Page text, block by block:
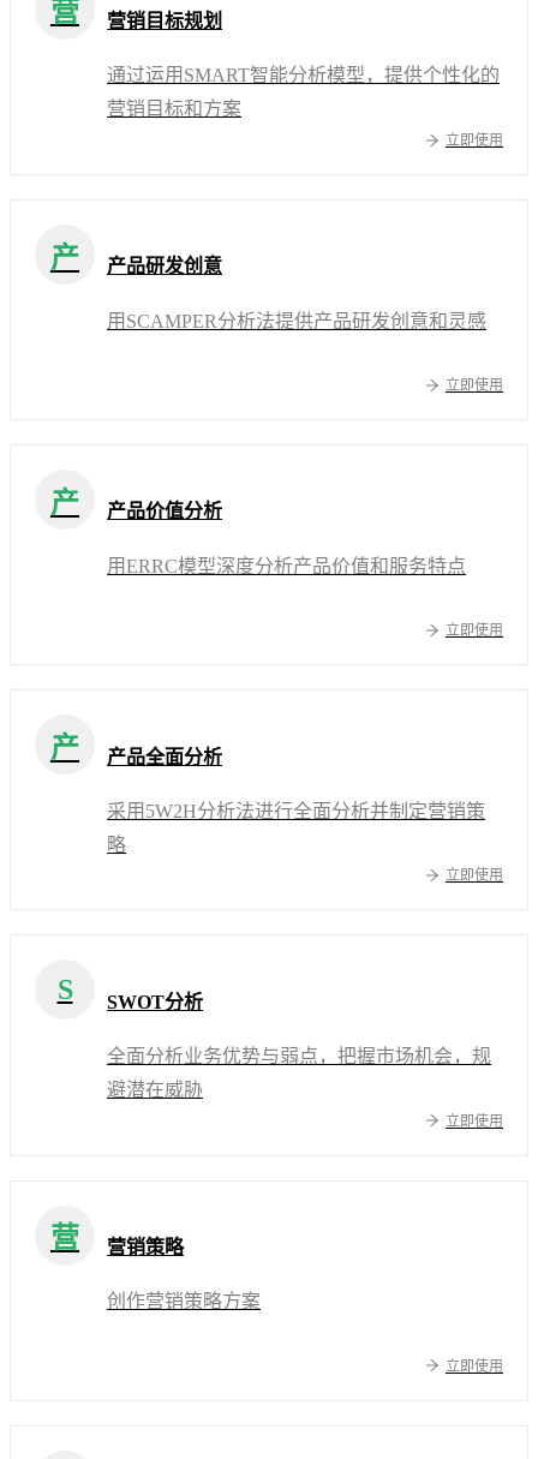
营 营销目标规划
通过运用SMART智能分析模型，提供个性化的
营销目标和方案
立即使用
产 产品研发创意
用SCAMPER分析法提供产品研发创意和灵感
立即使用
产 产品价值分析
用ERRC模型深度分析产品价值和服务特点
立即使用
产 产品全面分析
采用5W2H分析法进行全面分析并制定营销策
略
立即使用
S SWOT分析
全面分析业务优势与弱点，把握市场机会，规
避潜在威胁
立即使用
营 营销策略
创作营销策略方案
立即使用